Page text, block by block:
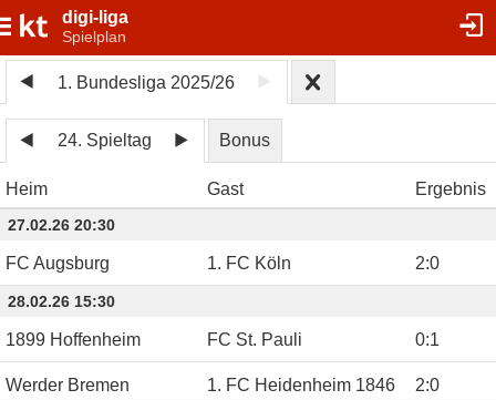
digi-liga
Spielplan
1. Bundesliga 2025/26
24. Spieltag Bonus
Heim Gast Ergebnis
27.02.26 20:30
FC Augsburg 1. FC Köln 2:0
28.02.26 15:30
1899 Hoffenheim FC St. Pauli 0:1
Werder Bremen 1. FC Heidenheim 1846 2:0